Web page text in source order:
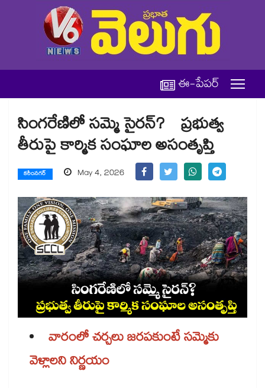
ఈ-పేపర్
సింగరేణిలో సమ్మె సైరన్? ప్రభుత్వ
తీరుపై కార్మిక సంఘాల అసంతృప్తి
కరీంనగర్ May 4, 2026
వారంలో చర్చలు జరపకుంటే సమ్మెకు
వెళ్లాలని నిర్ణయం